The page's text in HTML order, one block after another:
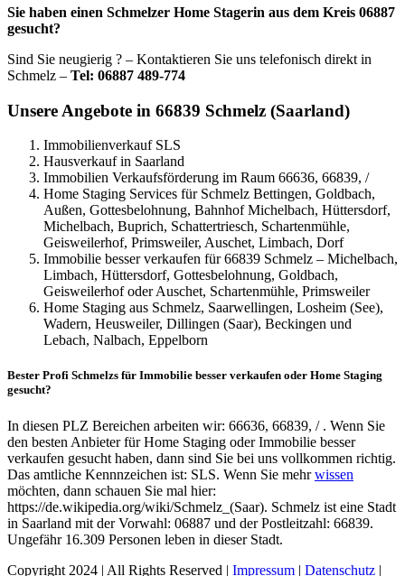
Sie haben einen Schmelzer Home Stagerin aus dem Kreis 06887
gesucht?
Sind Sie neugierig ? – Kontaktieren Sie uns telefonisch direkt in
Schmelz – Tel: 06887 489-774
Unsere Angebote in 66839 Schmelz (Saarland)
Immobilienverkauf SLS
Hausverkauf in Saarland
Immobilien Verkaufsförderung im Raum 66636, 66839, /
Home Staging Services für Schmelz Bettingen, Goldbach,
Außen, Gottesbelohnung, Bahnhof Michelbach, Hüttersdorf,
Michelbach, Buprich, Schattertriesch, Schartenmühle,
Geisweilerhof, Primsweiler, Auschet, Limbach, Dorf
Immobilie besser verkaufen für 66839 Schmelz – Michelbach,
Limbach, Hüttersdorf, Gottesbelohnung, Goldbach,
Geisweilerhof oder Auschet, Schartenmühle, Primsweiler
Home Staging aus Schmelz, Saarwellingen, Losheim (See),
Wadern, Heusweiler, Dillingen (Saar), Beckingen und
Lebach, Nalbach, Eppelborn
Bester Profi Schmelzs für Immobilie besser verkaufen oder Home Staging
gesucht?
In diesen PLZ Bereichen arbeiten wir: 66636, 66839, / . Wenn Sie
den besten Anbieter für Home Staging oder Immobilie besser
verkaufen gesucht haben, dann sind Sie bei uns vollkommen richtig.
Das amtliche Kennnzeichen ist: SLS. Wenn Sie mehrwissen
möchten, dann schauen Sie mal hier:
https://de.wikipedia.org/wiki/Schmelz_(Saar). Schmelz ist eine Stadt
in Saarland mit der Vorwahl: 06887 und der Postleitzahl: 66839.
Ungefähr 16.309 Personen leben in dieser Stadt.
Copyright 2024 | All Rights Reserved | Impressum | Datenschutz |